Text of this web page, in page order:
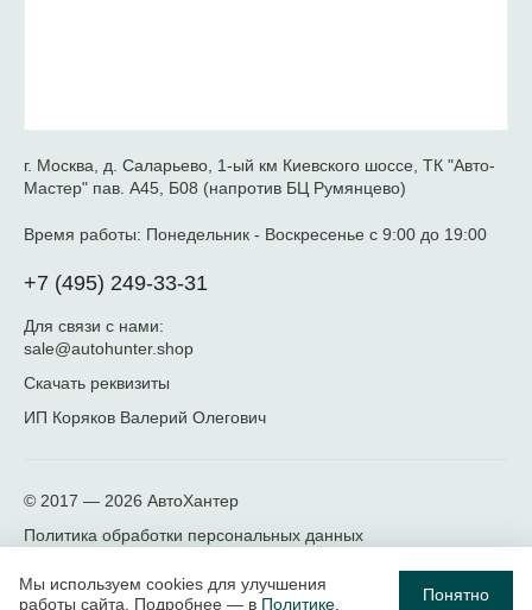
г. Москва, д. Саларьево, 1-ый км Киевского шоссе, ТК "Авто-
Мастер" пав. А45, Б08 (напротив БЦ Румянцево)
Время работы: Понедельник - Воскресенье с 9:00 до 19:00
+7 (495) 249-33-31
Для связи с нами:
sale@autohunter.shop
Скачать реквизиты
ИП Коряков Валерий Олегович
© 2017 — 2026 АвтоХантер
Политика обработки персональных данных
Мы используем cookies для улучшения
работы сайта. Подробнее — в Политике Понятно